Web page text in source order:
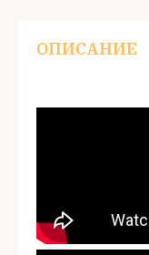
ОПИСАНИЕ